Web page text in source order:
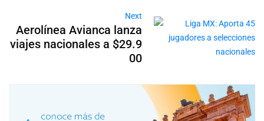
Next
Aerolínea Avianca lanza
viajes nacionales a $29.9
00